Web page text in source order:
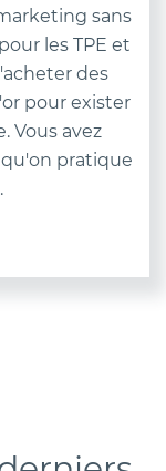
sans
les TPE et
des
pour exister
Vous avez
qu'on pratique